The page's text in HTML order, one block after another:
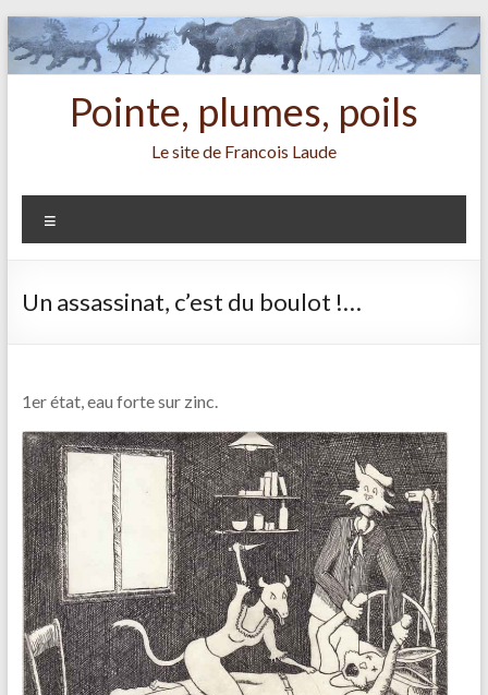
Aller
au
contenu
Pointe, plumes, poils
Le site de Francois Laude
Un assassinat, c’est du boulot !…
1er état, eau forte sur zinc.